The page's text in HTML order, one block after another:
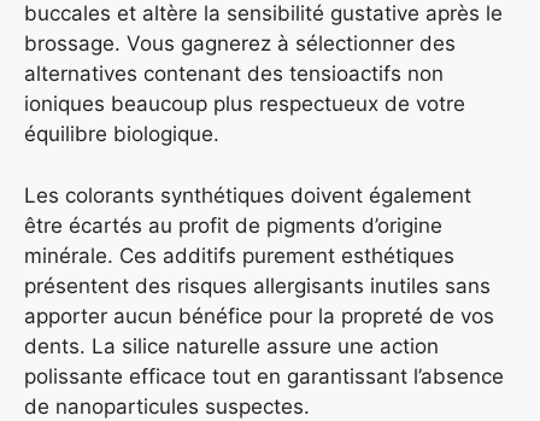
buccales et altère la sensibilité gustative après le
brossage. Vous gagnerez à sélectionner des
alternatives contenant des tensioactifs non
ioniques beaucoup plus respectueux de votre
équilibre biologique.
Les colorants synthétiques doivent également
être écartés au profit de pigments d’origine
minérale. Ces additifs purement esthétiques
présentent des risques allergisants inutiles sans
apporter aucun bénéfice pour la propreté de vos
dents. La silice naturelle assure une action
polissante efficace tout en garantissant l’absence
de nanoparticules suspectes.